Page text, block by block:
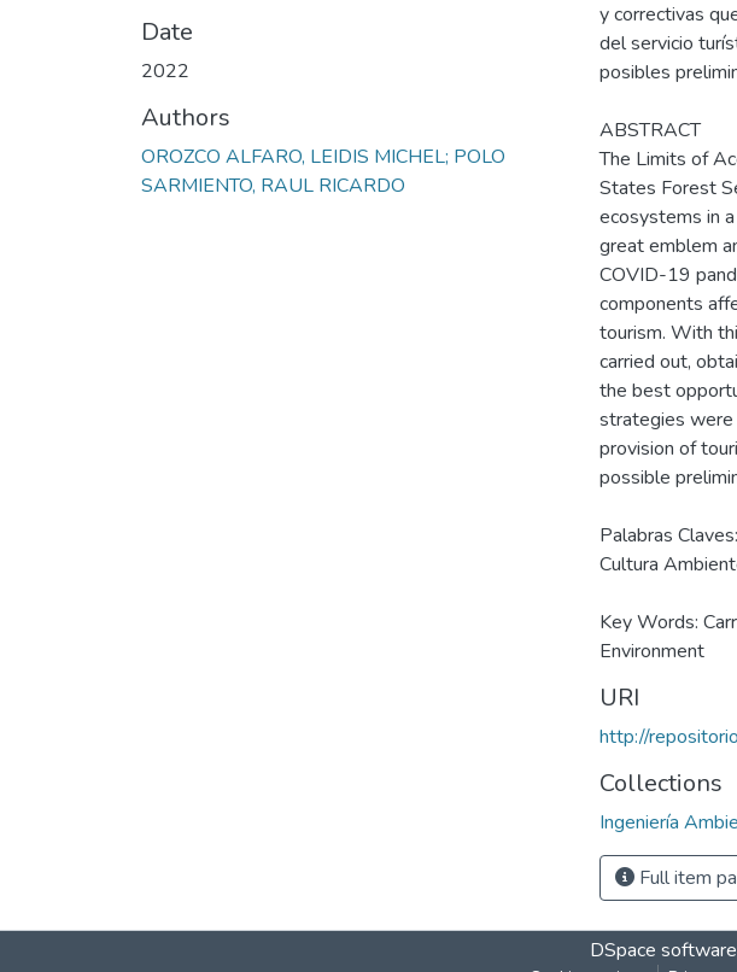
Date
2022
Authors
OROZCO ALFARO, LEIDIS MICHEL; POLO
SARMIENTO, RAUL RICARDO
y correctivas
del servicio
posibles
ABSTRACT
The Limits of
States Forest
ecosystems in
great emblem
COVID-19
components
tourism. With
carried out,
the best
strategies were
provision of
possible
Palabras
Cultura
Key Words:
Environment
URI
http://
Collections
Ingeniería
Full item
DSpace software